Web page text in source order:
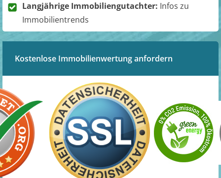
Langjährige Immobiliengutachter: Infos zu
Immobilientrends
Kostenlose Immobilienwertung anfordern